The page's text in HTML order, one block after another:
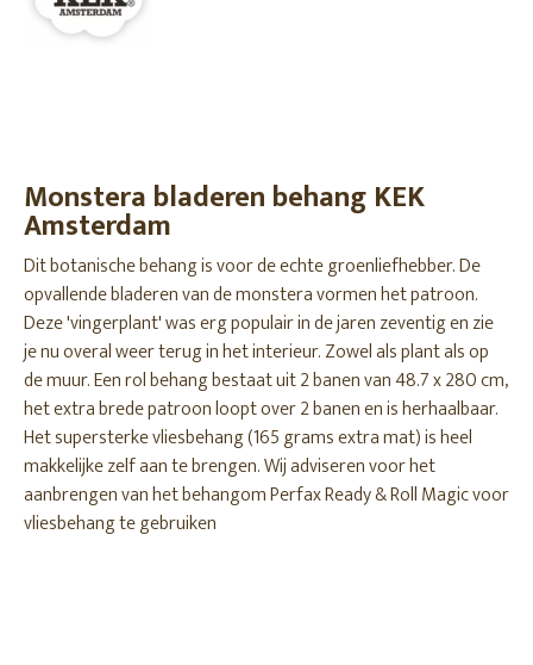
Monstera bladeren behang KEK
Amsterdam
Dit botanische behang is voor de echte groenliefhebber. De
opvallende bladeren van de monstera vormen het patroon.
Deze 'vingerplant' was erg populair in de jaren zeventig en zie
je nu overal weer terug in het interieur. Zowel als plant als op
de muur. Een rol behang bestaat uit 2 banen van 48.7 x 280 cm,
het extra brede patroon loopt over 2 banen en is herhaalbaar.
Het supersterke vliesbehang (165 grams extra mat) is heel
makkelijke zelf aan te brengen. Wij adviseren voor het
aanbrengen van het behangom Perfax Ready & Roll Magic voor
vliesbehang te gebruiken